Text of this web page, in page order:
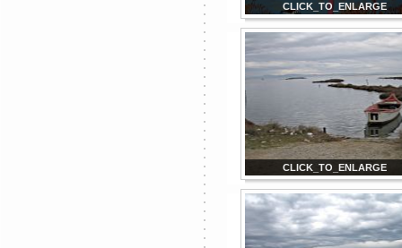
CLICK_TO_ENLARGE
CLICK_TO_ENLARGE